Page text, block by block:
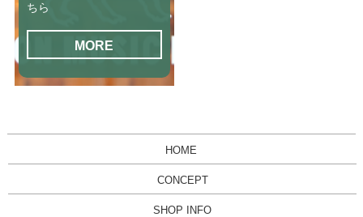
ちら
MORE
HOME
CONCEPT
SHOP INFO